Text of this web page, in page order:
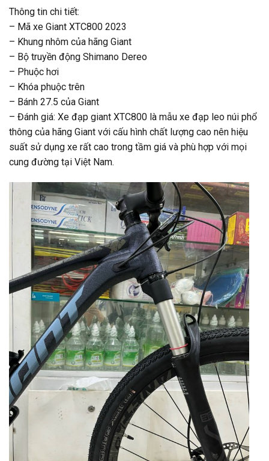
Thông tin chi tiết:
– Mã xe Giant XTC800 2023
– Khung nhôm của hãng Giant
– Bộ truyền động Shimano Dereo
– Phuộc hơi
– Khóa phuộc trên
– Bánh 27.5 của Giant
– Đánh giá: Xe đạp giant XTC800 là mẫu xe đạp leo núi phổ
thông của hãng Giant với cấu hình chất lượng cao nên hiệu
suất sử dụng xe rất cao trong tầm giá và phù hợp với mọi
cung đường tại Việt Nam.